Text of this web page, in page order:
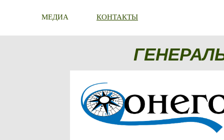
МЕДИА КОНТАКТЫ